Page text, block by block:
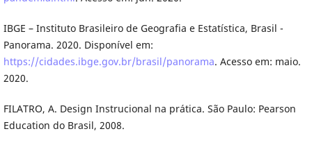
IBGE – Instituto Brasileiro de Geografia e Estatística, Brasil -
Panorama. 2020. Disponível em:
https://cidades.ibge.gov.br/brasil/panorama. Acesso em: maio.
2020.
FILATRO, A. Design Instrucional na prática. São Paulo: Pearson
Education do Brasil, 2008.